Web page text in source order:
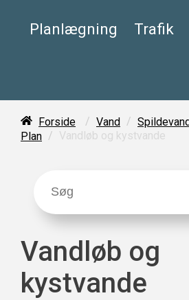
Planlægning Trafik
Forside / Vand /
Plan / Vandløb og kystvande
Vandløb og
kystvande